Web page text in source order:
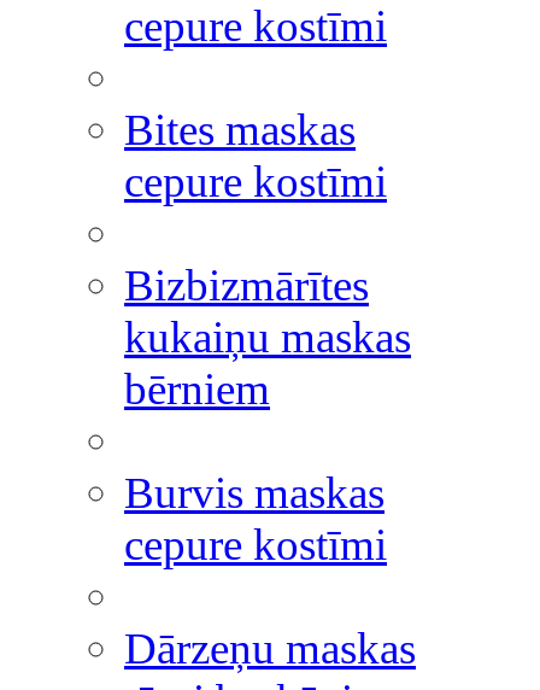
cepure kostīmi
Bites maskas
cepure kostīmi
Bizbizmārītes
kukaiņu maskas
bērniem
Burvis maskas
cepure kostīmi
Dārzeņu maskas